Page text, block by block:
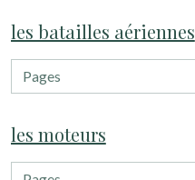
les batailles aériennes
les moteurs